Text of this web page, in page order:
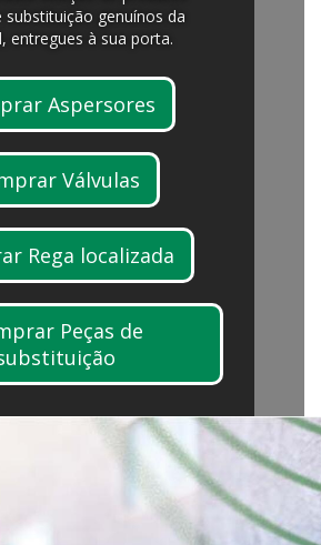
substituição genuínos da
entregues à sua porta.
Aspersores
Válvulas
Rega localizada
Peças de